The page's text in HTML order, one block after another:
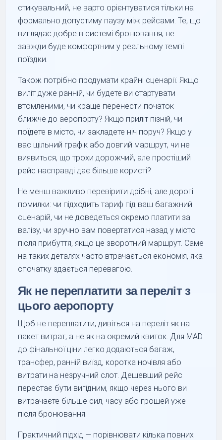
стикувальний, не варто орієнтуватися тільки на
формально допустиму паузу між рейсами. Те, що
виглядає добре в системі бронювання, не
завжди буде комфортним у реальному темпі
поїздки.
Також потрібно продумати крайні сценарії. Якщо
виліт дуже ранній, чи будете ви стартувати
втомленими, чи краще перенести початок
ближче до аеропорту? Якщо приліт пізній, чи
поїдете в місто, чи закладете ніч поруч? Якщо у
вас щільний графік або довгий маршрут, чи не
виявиться, що трохи дорожчий, але простіший
рейс насправді дає більше користі?
Не менш важливо перевірити дрібні, але дорогі
помилки: чи підходить тариф під ваш багажний
сценарій, чи не доведеться окремо платити за
валізу, чи зручно вам повертатися назад у місто
після прибуття, якщо це зворотний маршрут. Саме
на таких деталях часто втрачається економія, яка
спочатку здається перевагою.
Як не переплатити за переліт з
цього аеропорту
Щоб не переплатити, дивіться на переліт як на
пакет витрат, а не як на окремий квиток. Для MAD
до фінальної ціни легко додаються багаж,
трансфер, ранній виїзд, коротка ночівля або
витрати на незручний слот. Дешевший рейс
перестає бути вигідним, якщо через нього ви
витрачаєте більше сил, часу або грошей уже
після бронювання.
Практичний підхід — порівнювати кілька повних